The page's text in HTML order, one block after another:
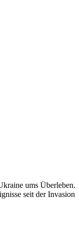
ums Überleben.
seit der Invasion